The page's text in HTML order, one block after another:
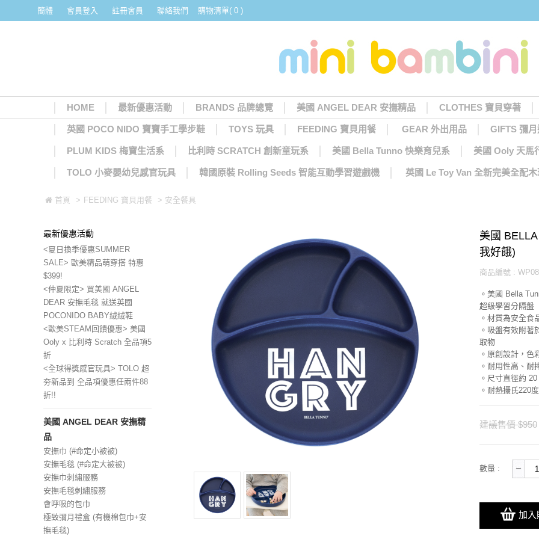
簡體 會員登入 註冊會員 聯絡我們 購物清單( 0 )
HOME 最新優惠活動 BRANDS 品牌總覽 美國 ANGEL DEAR 安撫精品 CLOTHES 寶貝穿著
英國 POCO NIDO 寶寶手工學步鞋 TOYS 玩具 FEEDING 寶貝用餐 GEAR 外出用品 GIFTS 彌
PLUM KIDS 梅寶生活系 比利時 SCRATCH 創新童玩系 美國 Bella Tunno 快樂育兒系 美國 Ooly 天馬
TOLO 小麥嬰幼兒感官玩具 韓國原裝 Rolling Seeds 智能互動學習遊戲機 英國 Le Toy Van 全新完美全配
首頁 > FEEDING 寶貝用餐 > 安全餐具
最新優惠活動
<夏日換季優惠SUMMER
SALE> 歐美精品萌穿搭 特惠
$399!
<仲夏限定> 買美國 ANGEL
DEAR 安撫毛毯 就送英國
POCONIDO BABY絨絨鞋
<歐美STEAM回饋優惠> 美國
Ooly x 比利時 Scratch 全品項5
折
<全球得獎感官玩具> TOLO 超
夯新品到 全品項優惠任兩件88
折!!
美國 ANGEL DEAR 安撫精
品
安撫巾 (#命定小被被)
安撫毛毯 (#命定大被被)
安撫巾刺繡服務
安撫毛毯刺繡服務
會呼吸的包巾
極致彌月禮盒 (有機棉包巾+安
撫毛毯)
美國
我好餓)
商品編號 : WP08
。美國 Bella
超級學習分隔盤
。材質為安全食
。吸盤有效附著
取物
。原創設計，色
。耐用性高、耐
。尺寸直徑約
。耐熱攝氏220
建議售價 $950
數量 :
加入